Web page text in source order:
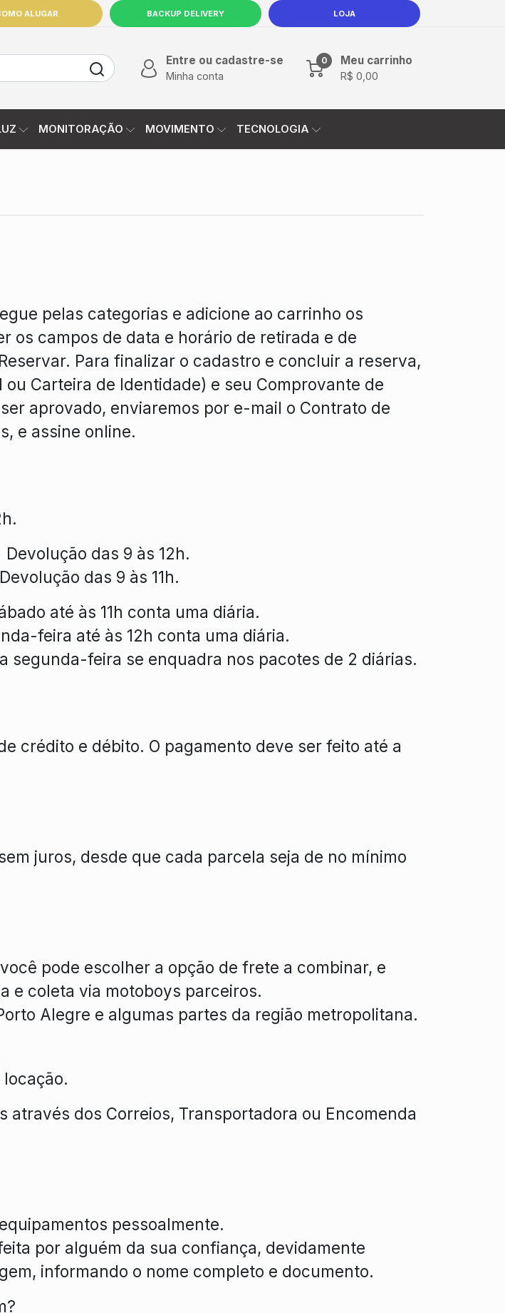
ALUGAR BACKUP DELIVERY LOJA
CONTATO
Entre ou cadastre-se
Minha conta
0 Meu carrinho
R$ 0,00
MONITORAÇÃO MOVIMENTO TECNOLOGIA
pelas categorias e adicione ao carrinho os
os campos de data e horário de retirada e de
Para finalizar o cadastro e concluir a reserva,
Carteira de Identidade) e seu Comprovante de
aprovado, enviaremos por e-mail o Contrato de
e assine online.
das 9 às 12h.
das 9 às 11h.
até às 11h conta uma diária.
feira até às 12h conta uma diária.
feira se enquadra nos pacotes de 2 diárias.
crédito e débito. O pagamento deve ser feito até a
juros, desde que cada parcela seja de no mínimo
pode escolher a opção de frete a combinar, e
e coleta via motoboys parceiros.
Alegre e algumas partes da região metropolitana.
dos Correios, Transportadora ou Encomenda
pessoalmente.
por alguém da sua confiança, devidamente
informando o nome completo e documento.